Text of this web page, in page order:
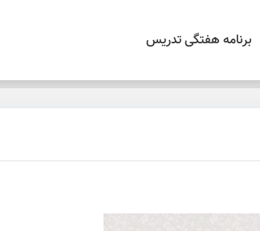
برنامه هفتگی تدریس